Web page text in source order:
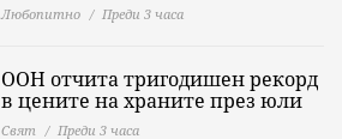
Любопитно Преди 3 часа
ООН отчита тригодишен рекорд
в цените на храните през юли
Свят Преди 3 часа